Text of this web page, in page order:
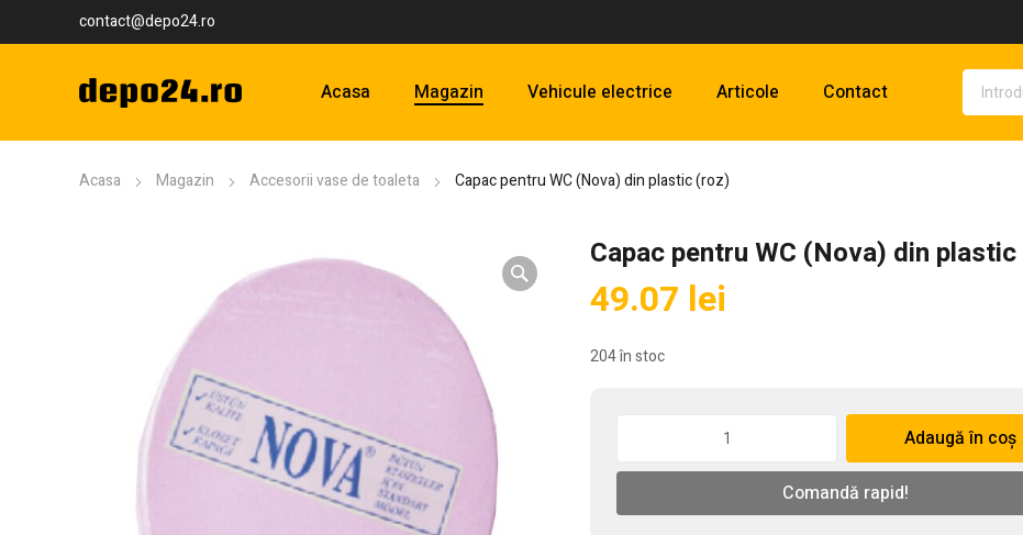
contact@depo24.ro
Acasa Magazin Vehicule electrice Articole Contact
Acasa Magazin Accesorii vase de toaleta Capac pentru WC (Nova) din plastic (roz)
Capac pentru WC (Nova) din
49.07 lei
204 în stoc
pentru
(Nova)
Adaugă în coș
Comandă rapid!